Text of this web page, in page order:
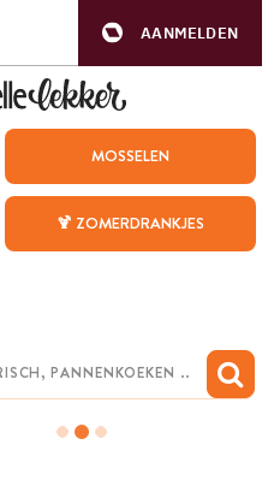
AANMELDEN
MOSSELEN
🍹 ZOMERDRANKJES